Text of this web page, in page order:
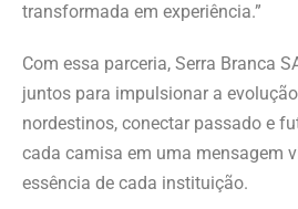
transformada em experiência.”
Com essa parceria, Serra Branca
juntos para impulsionar a
nordestinos, conectar passado e
cada camisa em uma mensagem
essência de cada instituição.